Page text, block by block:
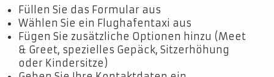
Füllen Sie das Formular aus
Wählen Sie ein Flughafentaxi aus
Fügen Sie zusätzliche Optionen hinzu (Meet
& Greet, spezielles Gepäck, Sitzerhöhung
oder Kindersitze)